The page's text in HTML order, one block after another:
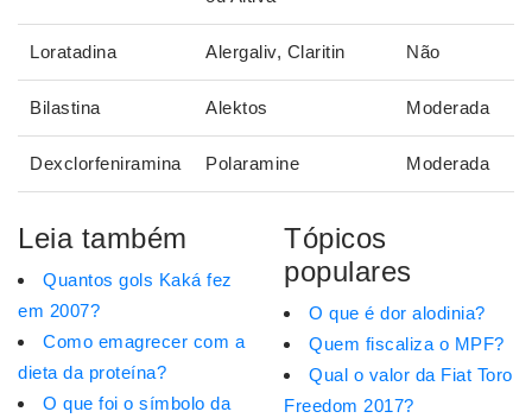
Loratadina Alergaliv, Claritin Não
Bilastina Alektos Moderada
Dexclorfeniramina Polaramine Moderada
Leia também
Quantos gols Kaká fez
em 2007?
Como emagrecer com a
dieta da proteína?
O que foi o símbolo da
Tópicos
populares
O que é dor alodinia?
Quem fiscaliza o MPF?
Qual o valor da Fiat Toro
Freedom 2017?